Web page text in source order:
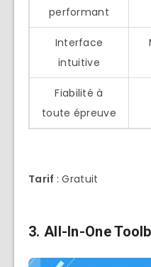
performant
Interface
intuitive
Fiabilité à
toute épreuve
Tarif : Gratuit
3. All-In-One